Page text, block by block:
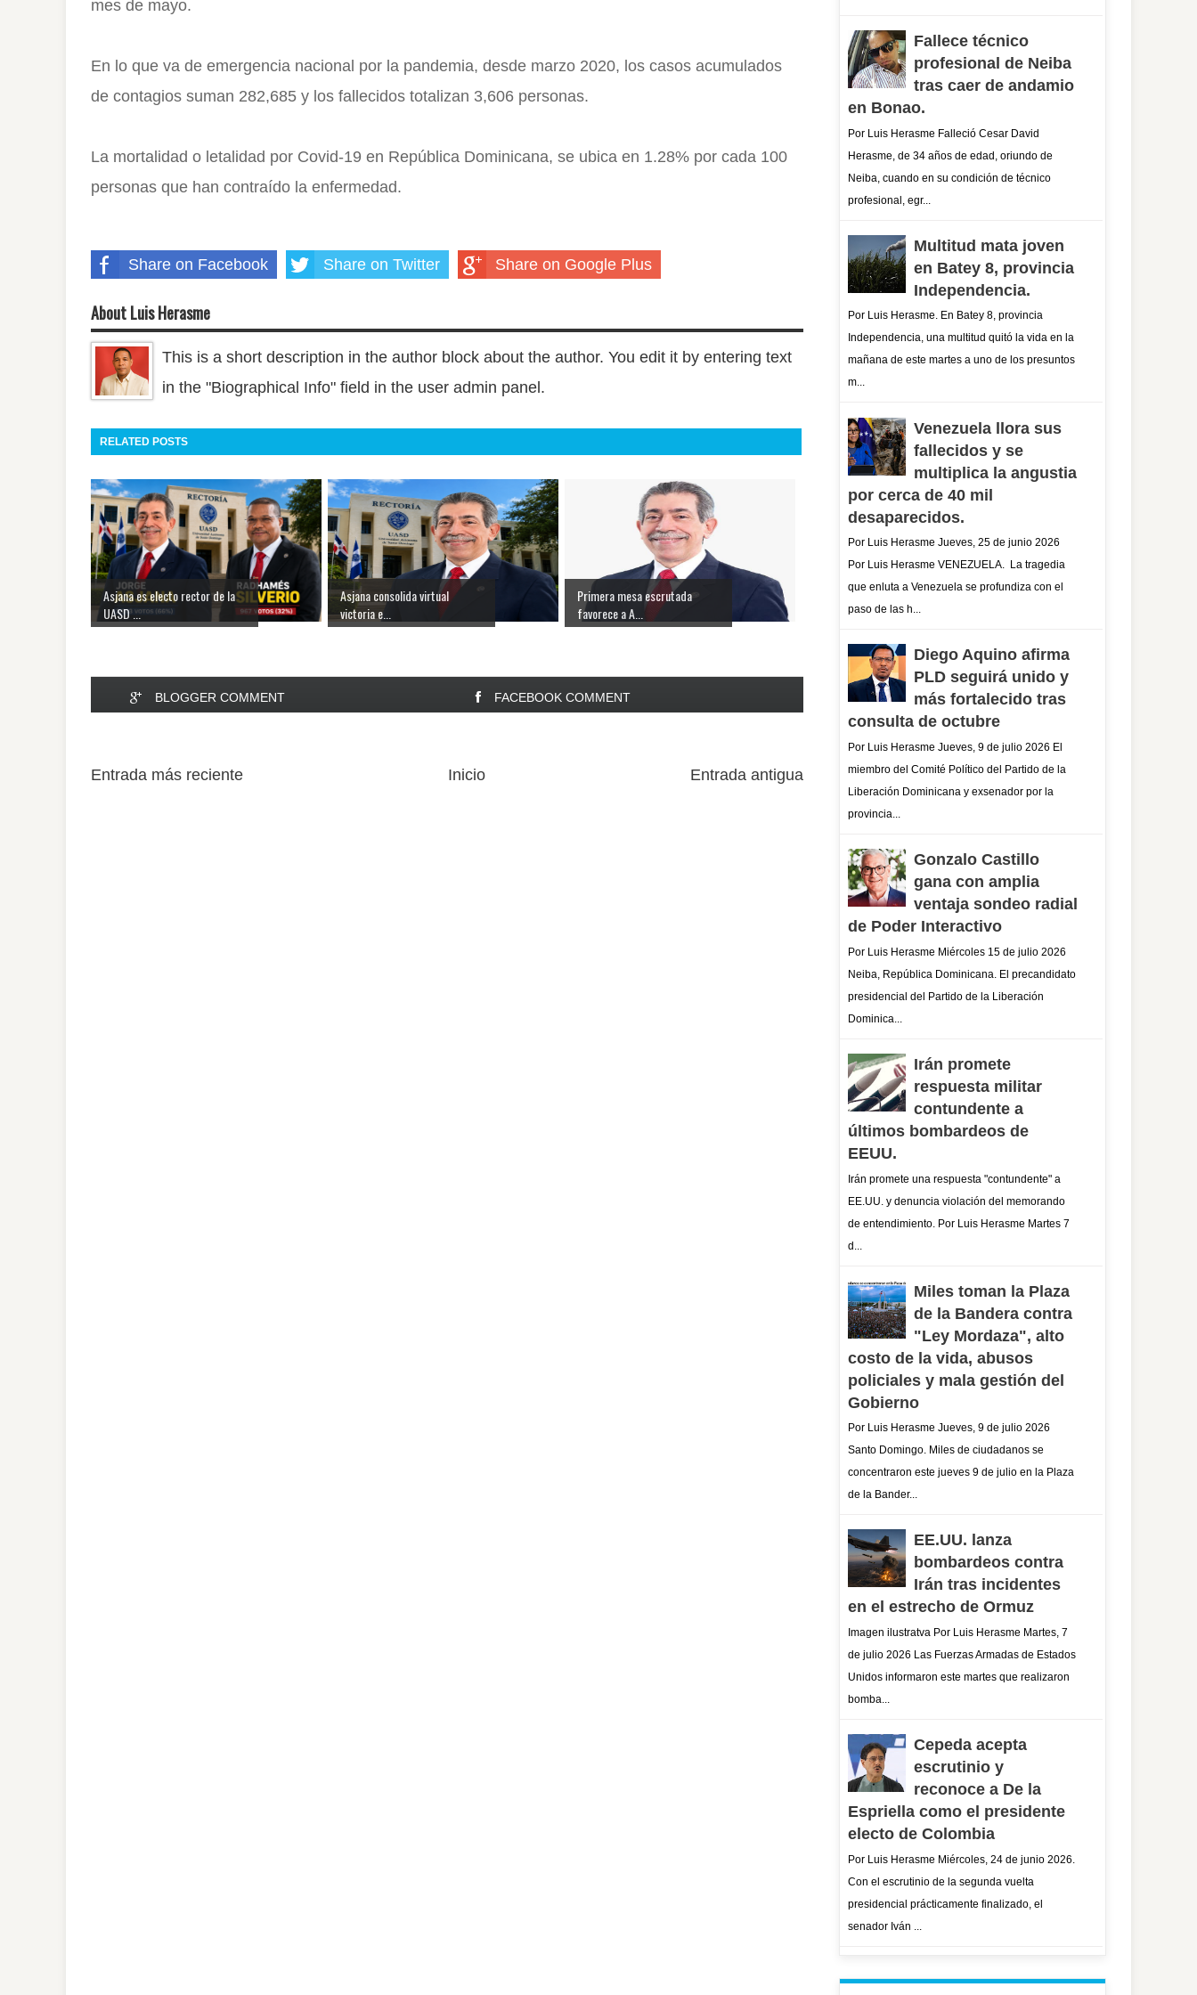
mes de mayo.
En lo que va de emergencia nacional por la pandemia, desde marzo 2020, los casos acumulados
de contagios suman 282,685 y los fallecidos totalizan 3,606 personas.
La mortalidad o letalidad por Covid-19 en República Dominicana, se ubica en 1.28% por cada 100
personas que han contraído la enfermedad.
Share on Facebook Share on Twitter Share on Google Plus
About Luis Herasme
This is a short description in the author block about the author. You edit it by entering text
in the "Biographical Info" field in the user admin panel.
RELATED POSTS
Asjana es electo rector de la
UASD ...
Asjana consolida virtual
victoria e...
Primera mesa escrutada
favorece a A...
BLOGGER COMMENT FACEBOOK COMMENT
Entrada más reciente Entrada antigua
Inicio
Fallece técnico
profesional de Neiba
tras caer de andamio
en Bonao.
Por Luis Herasme Falleció Cesar David
Herasme, de 34 años de edad, oriundo de
Neiba, cuando en su condición de técnico
profesional, egr...
Multitud mata joven
en Batey 8, provincia
Independencia.
Por Luis Herasme. En Batey 8, provincia
Independencia, una multitud quitó la vida en la
mañana de este martes a uno de los presuntos
m...
Venezuela llora sus
fallecidos y se
multiplica la angustia
por cerca de 40 mil
desaparecidos.
Por Luis Herasme Jueves, 25 de junio 2026
Por Luis Herasme VENEZUELA. La tragedia
que enluta a Venezuela se profundiza con el
paso de las h...
Diego Aquino afirma
PLD seguirá unido y
más fortalecido tras
consulta de octubre
Por Luis Herasme Jueves, 9 de julio 2026 El
miembro del Comité Político del Partido de la
Liberación Dominicana y exsenador por la
provincia...
Gonzalo Castillo
gana con amplia
ventaja sondeo radial
de Poder Interactivo
Por Luis Herasme Miércoles 15 de julio 2026
Neiba, República Dominicana. El precandidato
presidencial del Partido de la Liberación
Dominica...
Irán promete
respuesta militar
contundente a
últimos bombardeos de
EEUU.
Irán promete una respuesta "contundente" a
EE.UU. y denuncia violación del memorando
de entendimiento. Por Luis Herasme Martes 7
d...
Miles toman la Plaza
de la Bandera contra
"Ley Mordaza", alto
costo de la vida, abusos
policiales y mala gestión del
Gobierno
Por Luis Herasme Jueves, 9 de julio 2026
Santo Domingo. Miles de ciudadanos se
concentraron este jueves 9 de julio en la Plaza
de la Bander...
EE.UU. lanza
bombardeos contra
Irán tras incidentes
en el estrecho de Ormuz
Imagen ilustratva Por Luis Herasme Martes, 7
de julio 2026 Las Fuerzas Armadas de Estados
Unidos informaron este martes que realizaron
bomba...
Cepeda acepta
escrutinio y
reconoce a De la
Espriella como el presidente
electo de Colombia
Por Luis Herasme Miércoles, 24 de junio 2026.
Con el escrutinio de la segunda vuelta
presidencial prácticamente finalizado, el
senador Iván ...